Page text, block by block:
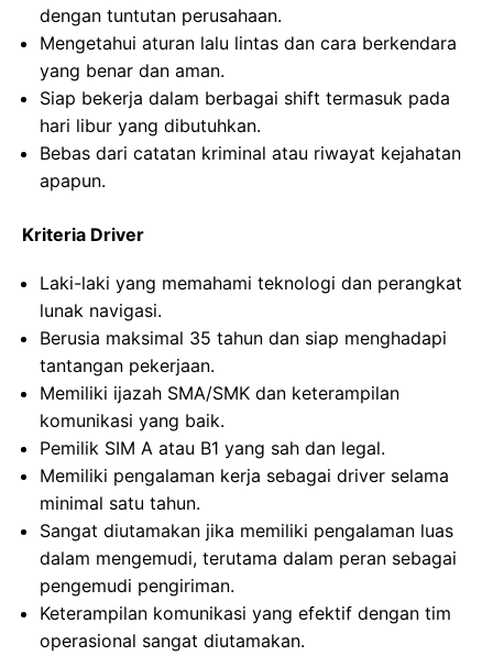
dengan tuntutan perusahaan.
Mengetahui aturan lalu lintas dan cara berkendara
yang benar dan aman.
Siap bekerja dalam berbagai shift termasuk pada
hari libur yang dibutuhkan.
Bebas dari catatan kriminal atau riwayat kejahatan
apapun.
Kriteria Driver
Laki-laki yang memahami teknologi dan perangkat
lunak navigasi.
Berusia maksimal 35 tahun dan siap menghadapi
tantangan pekerjaan.
Memiliki ijazah SMA/SMK dan keterampilan
komunikasi yang baik.
Pemilik SIM A atau B1 yang sah dan legal.
Memiliki pengalaman kerja sebagai driver selama
minimal satu tahun.
Sangat diutamakan jika memiliki pengalaman luas
dalam mengemudi, terutama dalam peran sebagai
pengemudi pengiriman.
Keterampilan komunikasi yang efektif dengan tim
operasional sangat diutamakan.